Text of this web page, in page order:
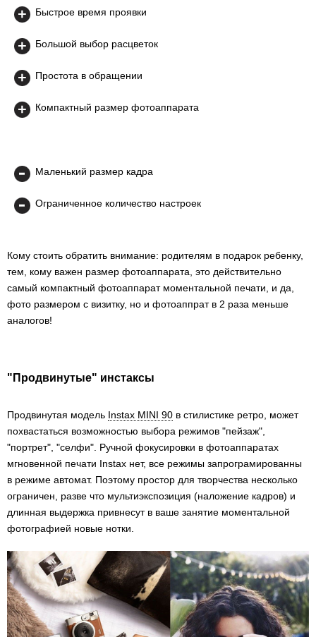
Быстрое время проявки
Большой выбор расцветок
Простота в обращении
Компактный размер фотоаппарата
Маленький размер кадра
Ограниченное количество настроек
Кому стоить обратить внимание: родителям в подарок ребенку,
тем, кому важен размер фотоаппарата, это действительно
самый компактный фотоаппарат моментальной печати, и да,
фото размером с визитку, но и фотоаппрат в 2 раза меньше
аналогов!
"Продвинутые" инстаксы
Продвинутая модель Instax MINI 90 в стилистике ретро, может
похвастаться возможностью выбора режимов "пейзаж",
"портрет", "селфи". Ручной фокусировки в фотоаппаратах
мгновенной печати Instax нет, все режимы запрограмированны
в режиме автомат. Поэтому простор для творчества несколько
ограничен, разве что мультиэкспозиция (наложение кадров) и
длинная выдержка привнесут в ваше занятие моментальной
фотографией новые нотки.